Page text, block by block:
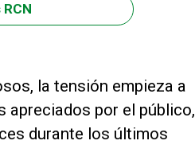
la tensión empieza a
apreciados por el público,
durante los últimos